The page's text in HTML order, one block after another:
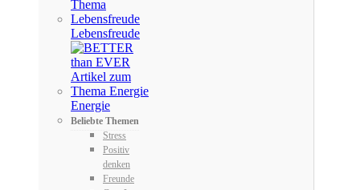
Lebensfreude
Energie
Beliebte Themen
Stress
Positiv
denken
Freunde